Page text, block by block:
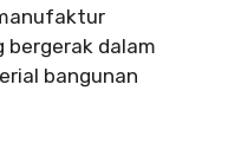
bergerak dalam
bangunan